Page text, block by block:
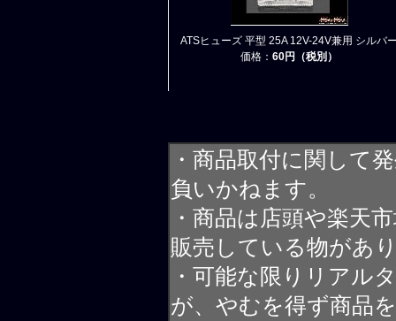
ATSヒューズ 平型 25A 12V-24V兼用 シルバ
価格： 60円（税別）
・商品取付に関して
負いかねます。
・商品は店頭や楽天
販売している物があ
・可能な限りリアル
が、やむを得ず商品